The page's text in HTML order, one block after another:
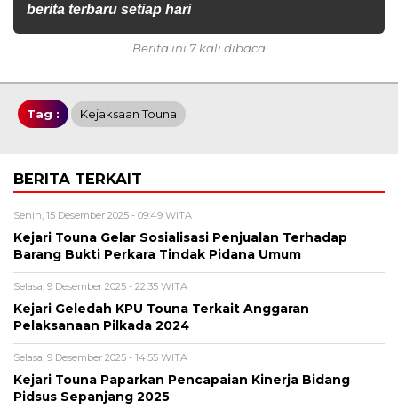
berita terbaru setiap hari
Berita ini 7 kali dibaca
Tag : Kejaksaan Touna
BERITA TERKAIT
Senin, 15 Desember 2025 - 09:49 WITA
Kejari Touna Gelar Sosialisasi Penjualan Terhadap
Barang Bukti Perkara Tindak Pidana Umum
Selasa, 9 Desember 2025 - 22:35 WITA
Kejari Geledah KPU Touna Terkait Anggaran
Pelaksanaan Pilkada 2024
Selasa, 9 Desember 2025 - 14:55 WITA
Kejari Touna Paparkan Pencapaian Kinerja Bidang
Pidsus Sepanjang 2025